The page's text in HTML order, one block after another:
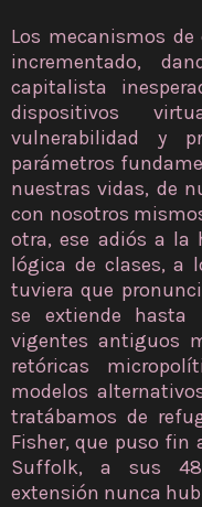
Los mecanismos
incrementado,
capitalista
dispositivos
vulnerabilidad y
parámetros
nuestras vidas, de
con nosotros
otra, ese adiós a la
lógica de clases, a
tuviera que
se extiende hasta
vigentes antiguos
retóricas
modelos
tratábamos de
Fisher, que puso fin
Suffolk, a sus 48
extensión nunca